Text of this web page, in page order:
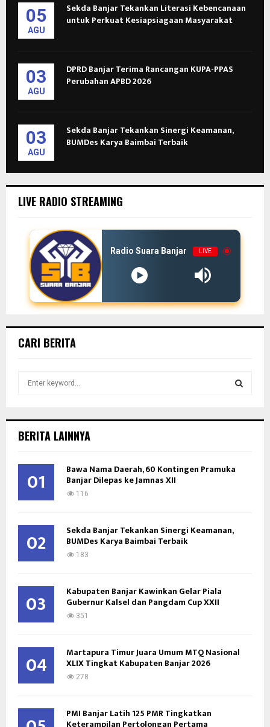
05
AGU
Sekda Banjar Tekankan Literasi Kebencanaan
untuk Perkuat Kesiapsiagaan Masyarakat
03
AGU
DPRD Banjar Terima Rancangan KUPA-PPAS
Perubahan APBD 2026
03
AGU
Sekda Banjar Tekankan Sinergi Keamanan,
BUMDes Karya Baimbai Terbaik
LIVE RADIO STREAMING
Radio Suara Banjar LIVE
CARI BERITA
h
o
BERITA LAINNYA
01 Bawa Nama Daerah, 60 Kontingen Pramuka
Banjar Dilepas ke Jamnas XII
116
02 Sekda Banjar Tekankan Sinergi Keamanan,
BUMDes Karya Baimbai Terbaik
183
03 Kabupaten Banjar Kawinkan Gelar Piala
Gubernur Kalsel dan Pangdam Cup XXII
351
04 Martapura Timur Juara Umum MTQ Nasional
XLIX Tingkat Kabupaten Banjar 2026
278
PMI Banjar Latih 125 PMR Tingkatkan
Keterampilan Pertolongan Pertama